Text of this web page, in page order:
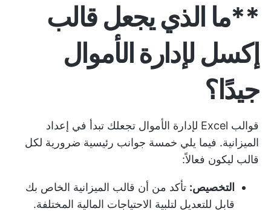
**ما الذي يجعل قالب
إكسل لإدارة الأموال
جيدًا؟
قوالب Excel لإدارة الأموال تجعلك تبدأ في إعداد
الميزانية. فيما يلي خمسة جوانب رئيسية ضرورية لكل
قالب ليكون فعالاً:
التخصيص: تأكد من أن قالب الميزانية الخاص بك
قابل للتعديل لتلبية الاحتياجات المالية المختلفة.